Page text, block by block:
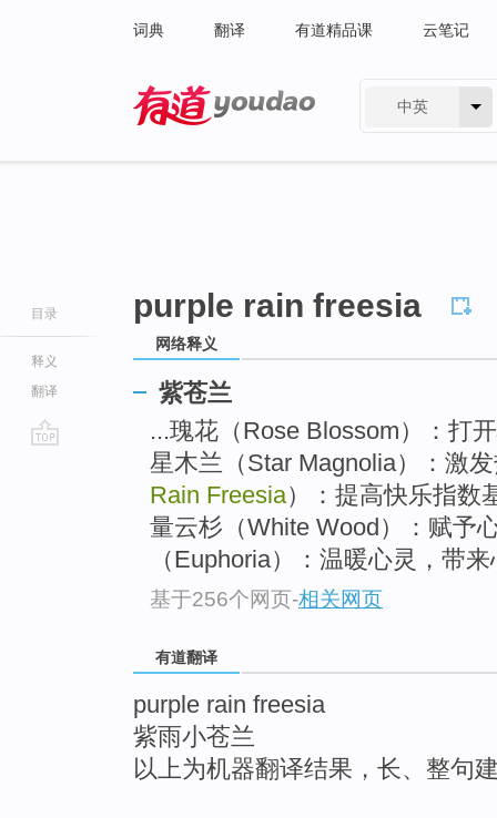
词典 翻译 有道精品课 云笔记
中英
目录
释义
翻译
purple rain freesia
网络释义
紫苍兰
...瑰花（Rose Blossom）：打
星木兰（Star Magnolia）：激
Rain Freesia）：提高快乐指数
量云杉（White Wood）：赋予
（Euphoria）：温暖心灵，带
基于256个网页-相关网页
有道翻译
purple rain freesia
紫雨小苍兰
以上为机器翻译结果，长、整句